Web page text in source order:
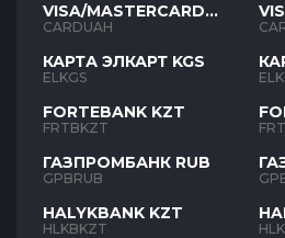
VISA/MASTERCARD
UAH
CARDUAH
КАРТА ЭЛКАРТ KGS
ELKGS
FORTEBANK KZT
FRTBKZT
ГАЗПРОМБАНК RUB
GPBRUB
HALYKBANK KZT
HLKBKZT